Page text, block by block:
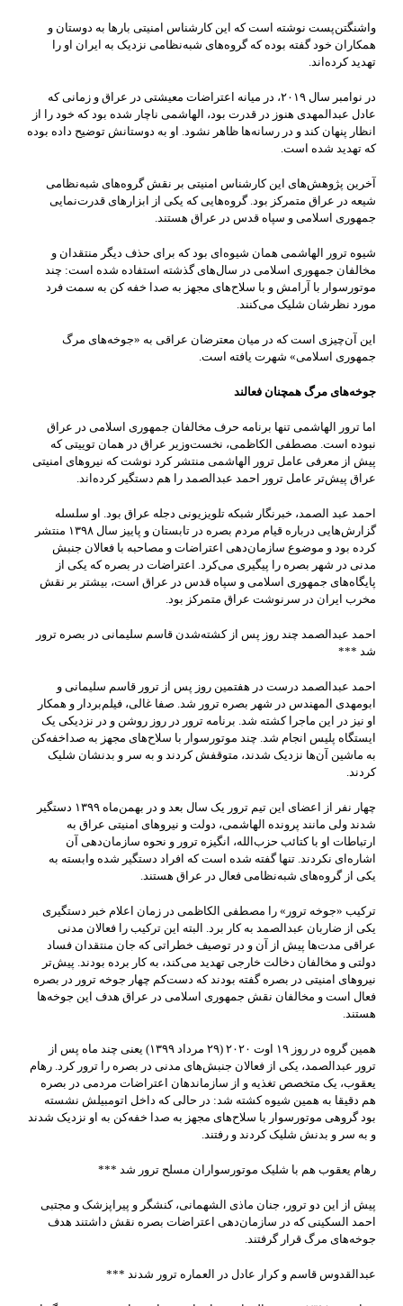
واشنگتن‌پست نوشته است که این کارشناس امنیتی بارها به دوستان و
همکاران خود گفته بوده که گروه‌های شبه‌نظامی نزدیک به ایران او را
تهدید کرده‌اند.
در نوامبر سال ۲۰۱۹، در میانه اعتراضات معیشتی در عراق و زمانی که
عادل عبدالمهدی هنوز در قدرت بود، الهاشمی ناچار شده بود که خود را از
انظار پنهان کند و در رسانه‌ها ظاهر نشود. او به دوستانش توضیح داده بوده
که تهدید شده است.
آخرین پژوهش‌های این کارشناس امنیتی بر نقش گروه‌های شبه‌نظامی
شیعه در عراق متمرکز بود. گروه‌هایی که یکی از ابزارهای قدرت‌نمایی
جمهوری اسلامی و سپاه قدس در عراق هستند.
شیوه ترور الهاشمی همان شیوه‌ای بود که برای حذف دیگر منتقدان و
مخالفان جمهوری اسلامی در سال‌های گذشته استفاده شده است: چند
موتورسوار با آرامش و با سلاح‌های مجهز به صدا خفه کن به سمت فرد
مورد نظرشان شلیک می‌کنند.
این آن‌چیزی است که در میان معترضان عراقی به «جوخه‌های مرگ
جمهوری اسلامی» شهرت یافته است.
جوخه‌های مرگ همچنان فعالند
اما ترور الهاشمی تنها برنامه حرف مخالفان جمهوری اسلامی در عراق
نبوده است. مصطفی الکاظمی، نخست‌وزیر عراق در همان توییتی که
پیش از معرفی عامل ترور الهاشمی منتشر کرد نوشت که نیروهای امنیتی
عراق پیش‌تر عامل ترور احمد عبدالصمد را هم دستگیر کرده‌اند.
احمد عبد الصمد، خبرنگار شبکه تلویزیونی دجله عراق بود. او سلسله
گزارش‌هایی درباره قیام مردم بصره در تابستان و پاییز سال ۱۳۹۸ منتشر
کرده بود و موضوع سازمان‌دهی اعتراضات و مصاحبه با فعالان جنبش
مدنی در شهر بصره را پیگیری می‌کرد. اعتراضات در بصره که یکی از
پایگاه‌های جمهوری اسلامی و سپاه قدس در عراق است، بیشتر بر نقش
مخرب ایران در سرنوشت عراق متمرکز بود.
احمد عبدالصمد چند روز پس از کشته‌شدن قاسم سلیمانی در بصره ترور
شد ***
احمد عبدالصمد درست در هفتمین روز پس از ترور قاسم سلیمانی و
ابومهدی المهندس در شهر بصره ترور شد. صفا غالی، فیلم‌بردار و همکار
او نیز در این ماجرا کشته شد. برنامه ترور در روز روشن و در نزدیکی یک
ایستگاه پلیس انجام شد. چند موتورسوار با سلاح‌های مجهز به صداخفه‌کن
به ماشین آن‌ها نزدیک شدند، متوقفش کردند و به سر و بدنشان شلیک
کردند.
چهار نفر از اعضای این تیم ترور یک سال بعد و در بهمن‌ماه ۱۳۹۹ دستگیر
شدند ولی مانند پرونده الهاشمی، دولت و نیروهای امنیتی عراق به
ارتباطات او با کتائب حزب‌الله، انگیزه ترور و نحوه سازمان‌دهی آن
اشاره‌ای نکردند. تنها گفته شده است که افراد دستگیر شده وابسته به
یکی از گروه‌های شبه‌نظامی فعال در عراق هستند.
ترکیب «جوخه ترور» را مصطفی الکاظمی در زمان اعلام خبر دستگیری
یکی از ضاربان عبدالصمد به کار برد. البته این ترکیب را فعالان مدنی
عراقی مدت‌ها پیش از آن و در توصیف خطراتی که جان منتقدان فساد
دولتی و مخالفان دخالت خارجی تهدید می‌کند، به کار برده بودند. پیش‌تر
نیروهای امنیتی در بصره گفته بودند که دست‌کم چهار جوخه ترور در بصره
فعال است و مخالفان نقش جمهوری اسلامی در عراق هدف این جوخه‌ها
هستند.
همین گروه در روز ۱۹ اوت ۲۰۲۰ (۲۹ مرداد ۱۳۹۹) یعنی چند ماه پس از
ترور عبدالصمد، یکی از فعالان جنبش‌های مدنی در بصره را ترور کرد. رهام
یعقوب، یک متخصص تغذیه و از سازماندهان اعتراضات مردمی در بصره
هم دقیقا به همین شیوه کشته شد: در حالی که داخل اتومبیلش نشسته
بود گروهی موتورسوار با سلاح‌های مجهز به صدا خفه‌کن به او نزدیک شدند
و به سر و بدنش شلیک کردند و رفتند.
رهام یعقوب هم با شلیک موتورسواران مسلح ترور شد ***
پیش از این دو ترور، جنان ماذی الشهمانی، کنشگر و پیراپزشک و مجتبی
احمد السکینی که در سازمان‌دهی اعتراضات بصره نقش داشتند هدف
جوخه‌های مرگ قرار گرفتند.
عبدالقدوس قاسم و کرار عادل در العماره ترور شدند ***